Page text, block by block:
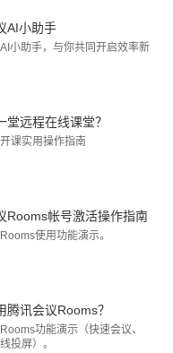
AI小助手
小助手，与你共同开启效率新
堂远程在线课堂？
课实用操作指南
Rooms帐号激活操作指南
使用功能演示。
腾讯会议Rooms？
功能演示（快速会议、
投屏）。